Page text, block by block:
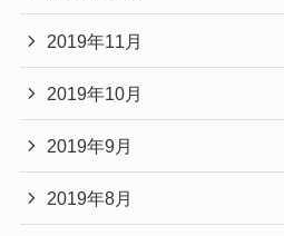
2019年11月
2019年10月
2019年9月
2019年8月